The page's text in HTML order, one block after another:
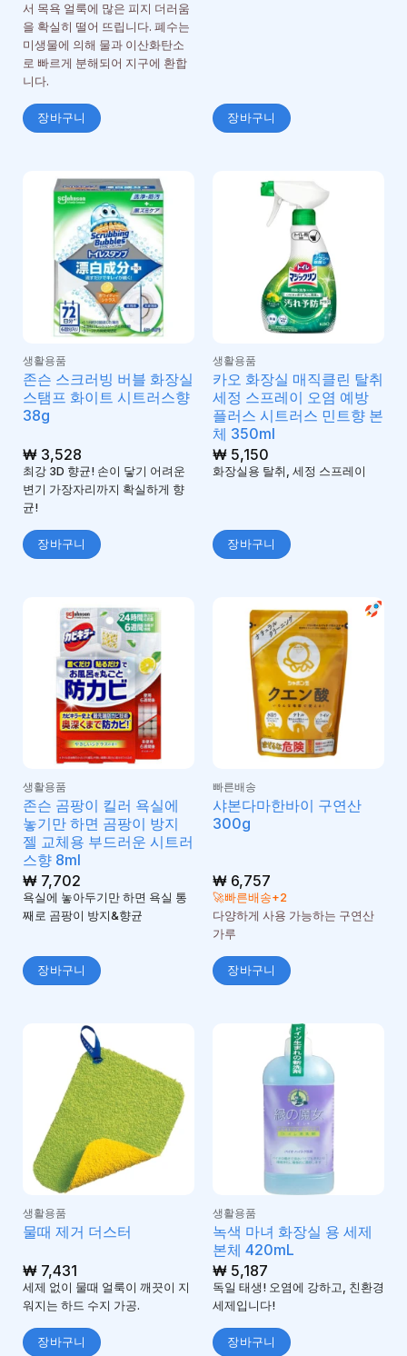
서 목욕 얼룩에 많은 피지 더러움
을 확실히 떨어 뜨립니다. 폐수는
미생물에 의해 물과 이산화탄소
로 빠르게 분해되어 지구에 환합
니다.
장바구니 장바구니
생활용품
존슨 스크러빙 버블 화장실
스탬프 화이트 시트러스향
38g
₩3,528
최강 3D 향균! 손이 닿기 어려운
변기 가장자리까지 확실하게 향
균!
장바구니
생활용품
카오 화장실 매직클린 탈취
세정 스프레이 오염 예방
플러스 시트러스 민트향 본
체 350ml
₩5,150
화장실용 탈취, 세정 스프레이
장바구니
생활용품
존슨 곰팡이 킬러 욕실에
놓기만 하면 곰팡이 방지
젤 교체용 부드러운 시트러
스향 8ml
₩7,702
욕실에 놓아두기만 하면 욕실 통
째로 곰팡이 방지&향균
장바구니
빠른배송
샤본다마한바이 구연산
300g
₩6,757
🚀빠른배송+2
다양하게 사용 가능하는 구연산
가루
장바구니
생활용품
물때 제거 더스터
₩7,431
세제 없이 물때 얼룩이 깨끗이 지
워지는 하드 수지 가공.
장바구니
생활용품
녹색 마녀 화장실 용 세제
본체 420mL
₩5,187
독일 태생! 오염에 강하고, 친환경
세제입니다!
장바구니